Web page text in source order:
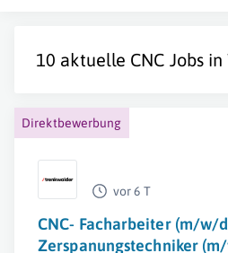
10 aktuelle CNC Jobs in
Direktbewerbung
vor 6 T
CNC- Facharbeiter (m/w/
Zerspanungstechniker